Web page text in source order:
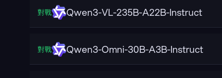
對戰 Qwen3-VL-235B-A22B-Instruct
對戰 Qwen3-Omni-30B-A3B-Instruct